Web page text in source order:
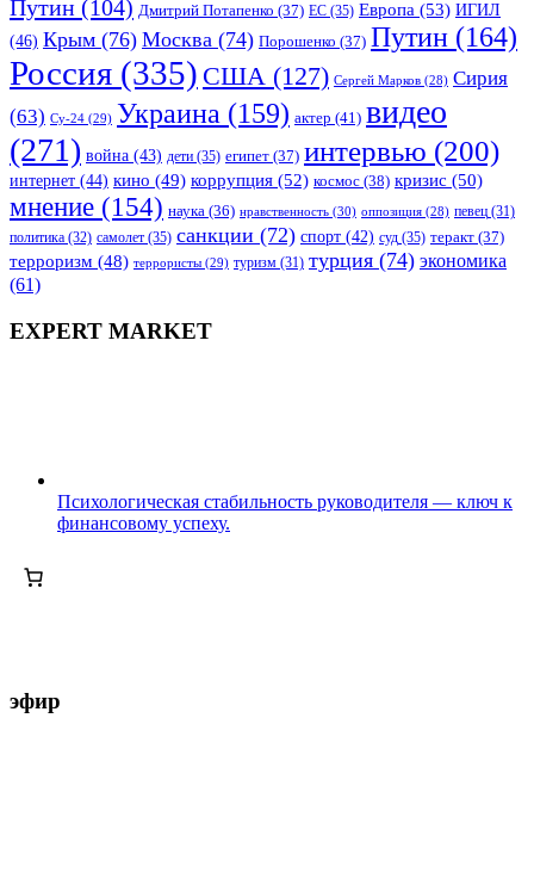
Путин (104) Дмитрий Потапенко (37) ЕС (35) Европа (53) ИГИЛ
(46) Крым (76) Москва (74) Порошенко (37) Путин (164)
Россия (335) США (127) Сергей Марков (28) Сирия
(63) Су-24 (29) Украина (159) актер (41) видео
(271) война (43) дети (35) египет (37) интервью (200)
интернет (44) кино (49) коррупция (52) космос (38) кризис (50)
мнение (154) наука (36) нравственность (30) оппозиция (28) певец (31)
политика (32) самолет (35) санкции (72) спорт (42) суд (35) теракт (37)
терроризм (48) террористы (29) туризм (31) турция (74) экономика
(61)
EXPERT MARKET
Психологическая стабильность руководителя — ключ к
финансовому успеху.
эфир